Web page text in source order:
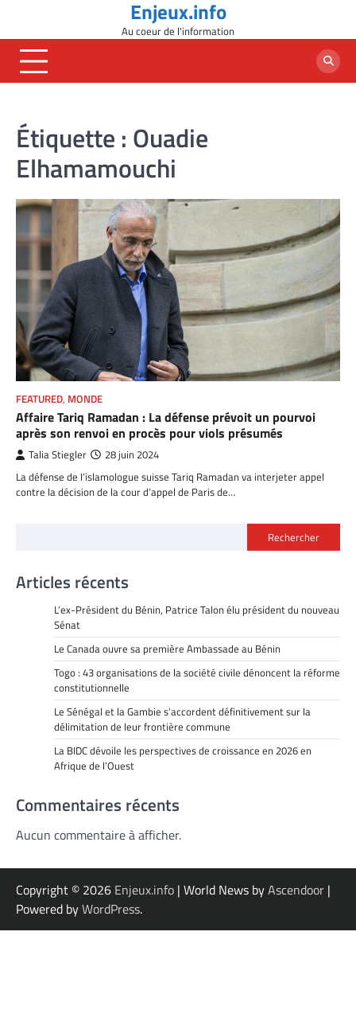
content
Enjeux.info
Au coeur de l'information
Étiquette : Ouadie
Elhamamouchi
FEATURED, MONDE
Affaire Tariq Ramadan : La défense prévoit un pourvoi
après son renvoi en procès pour viols présumés
Talia Stiegler 28 juin 2024
La défense de l’islamologue suisse Tariq Ramadan va interjeter appel
contre la décision de la cour d’appel de Paris de…
Rechercher
Articles récents
L’ex-Président du Bénin, Patrice Talon élu président du nouveau
Sénat
Le Canada ouvre sa première Ambassade au Bénin
Togo : 43 organisations de la société civile dénoncent la réforme
constitutionnelle
Le Sénégal et la Gambie s’accordent définitivement sur la
délimitation de leur frontière commune
La BIDC dévoile les perspectives de croissance en 2026 en
Afrique de l’Ouest
Commentaires récents
Aucun commentaire à afficher.
Copyright © 2026 Enjeux.info | World News byAscendoor |
Powered byWordPress.